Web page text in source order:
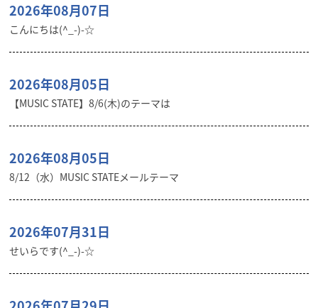
2026年08月07日
こんにちは(^_-)-☆
2026年08月05日
【MUSIC STATE】8/6(木)のテーマは
2026年08月05日
8/12（水）MUSIC STATEメールテーマ
2026年07月31日
せいらです(^_-)-☆